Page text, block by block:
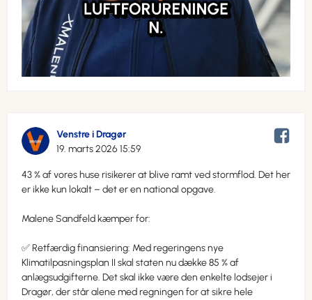
Venstre i Dragør
19. marts 2026 15:59
43 % af vores huse risikerer at blive ramt ved stormflod. Det her
er ikke kun lokalt – det er en national opgave.
Malene Sandfeld kæmper for:
✅ Retfærdig finansiering: Med regeringens nye
Klimatilpasningsplan II skal staten nu dække 85 % af
anlægsudgifterne. Det skal ikke være den enkelte lodsejer i
Dragør, der står alene med regningen for at sikre hele